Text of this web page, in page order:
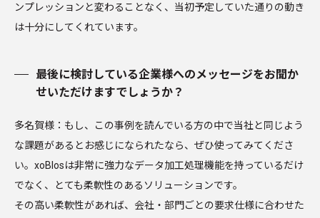
ンプレッションと変わることなく、当初予定していた通りの動き
は十分にしてくれています。
最後に検討している企業様へのメッセージをお聞か
せいただけますでしょうか？
多名賀様：もし、この事例を読んでいる方の中で当社と同じよう
な課題があるとお感じになられたなら、ぜひ使ってみてくださ
い。xoBlosは非常に強力なデータ加工処理機能を持っているだけ
でなく、とても柔軟性のあるソリューションです。
その高い柔軟性があれば、会社・部門ごとの要求仕様に合わせた